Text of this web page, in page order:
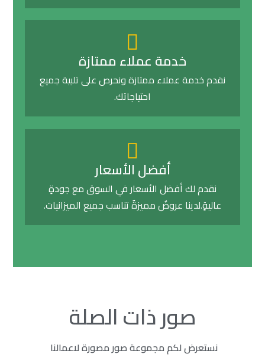
خدمة عملاء ممتازة
نقدم خدمة عملاء ممتازة ونحرص على تلبية جميع
احتياجاتك.
أفضل الأسعار
نقدم لك أفضل الأسعار في السوق مع جودةٍ
عاليةٍ.لدينا عروضٌ مميزةٌ تناسب جميع الميزانيات.
صور ذات الصلة
نستعرض لكم مجموعة صور مصورة لاعمالنا